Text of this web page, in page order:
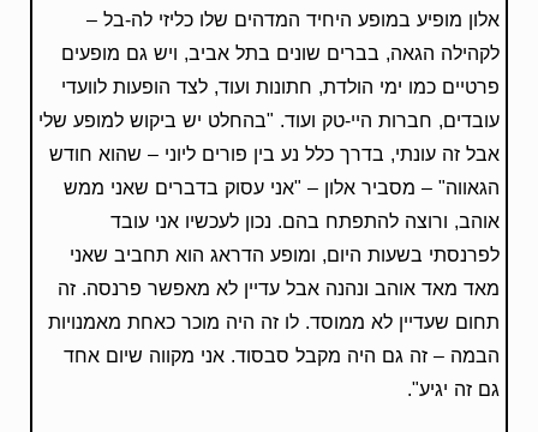
אלון מופיע במופע היחיד המדהים שלו כליזי לה-בל –
לקהילה הגאה, בברים שונים בתל אביב, ויש גם מופעים
פרטיים כמו ימי הולדת, חתונות ועוד, לצד הופעות לוועדי
עובדים, חברות היי-טק ועוד. "בהחלט יש ביקוש למופע שלי
אבל זה עונתי, בדרך כלל נע בין פורים ליוני – שהוא חודש
הגאווה" – מסביר אלון – "אני עסוק בדברים שאני ממש
אוהב, ורוצה להתפתח בהם. נכון לעכשיו אני עובד
לפרנסתי בשעות היום, ומופע הדראג הוא תחביב שאני
מאד מאד אוהב ונהנה אבל עדיין לא מאפשר פרנסה. זה
תחום שעדיין לא ממוסד. לו זה היה מוכר כאחת מאמנויות
הבמה – זה גם היה מקבל סבסוד. אני מקווה שיום אחד
גם זה יגיע".